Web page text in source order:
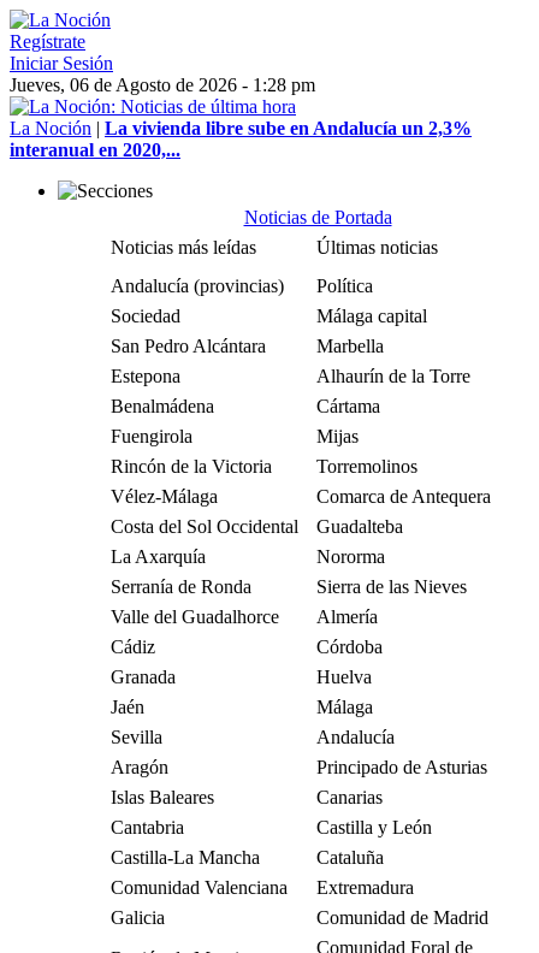
Regístrate
Iniciar Sesión
Jueves, 06 de Agosto de 2026 - 1:28 pm
La Noción | La vivienda libre sube en Andalucía un 2,3%
interanual en 2020,...
Noticias de Portada
Noticias más leídas
Últimas noticias
Andalucía (provincias)
Política
Sociedad
Málaga capital
San Pedro Alcántara
Marbella
Estepona
Alhaurín de la Torre
Benalmádena
Cártama
Fuengirola
Mijas
Rincón de la Victoria
Torremolinos
Vélez-Málaga
Comarca de Antequera
Costa del Sol Occidental
Guadalteba
La Axarquía
Nororma
Serranía de Ronda
Sierra de las Nieves
Valle del Guadalhorce
Almería
Cádiz
Córdoba
Granada
Huelva
Jaén
Málaga
Sevilla
Andalucía
Aragón
Principado de Asturias
Islas Baleares
Canarias
Cantabria
Castilla y León
Castilla-La Mancha
Cataluña
Comunidad Valenciana
Extremadura
Galicia
Comunidad de Madrid
Comunidad Foral de